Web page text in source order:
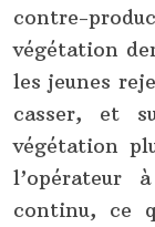
contre-
végétation
les jeunes
casser, et
végétation
l’opérateur
continu, ce